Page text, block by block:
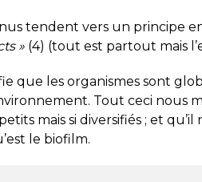
tendent vers un principe
» (4) (tout est partout mais
que les organismes sont
Tout ceci nous
mais si diversifiés ; et
le biofilm.